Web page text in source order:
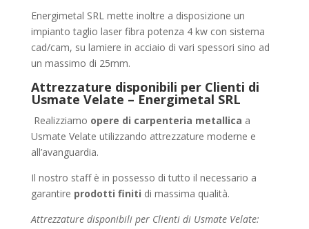
Energimetal SRL mette inoltre a disposizione un
impianto taglio laser fibra potenza 4 kw con sistema
cad/cam, su lamiere in acciaio di vari spessori sino ad
un massimo di 25mm.
Attrezzature disponibili per Clienti di
Usmate Velate – Energimetal SRL
Realizziamo opere di carpenteria metallica a
Usmate Velate utilizzando attrezzature moderne e
all’avanguardia.
Il nostro staff è in possesso di tutto il necessario a
garantire prodotti finiti di massima qualità.
Attrezzature disponibili per Clienti di Usmate Velate: